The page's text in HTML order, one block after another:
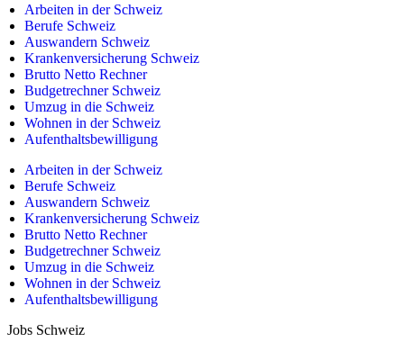
Arbeiten in der Schweiz
Berufe Schweiz
Auswandern Schweiz
Krankenversicherung Schweiz
Brutto Netto Rechner
Budgetrechner Schweiz
Umzug in die Schweiz
Wohnen in der Schweiz
Aufenthaltsbewilligung
Arbeiten in der Schweiz
Berufe Schweiz
Auswandern Schweiz
Krankenversicherung Schweiz
Brutto Netto Rechner
Budgetrechner Schweiz
Umzug in die Schweiz
Wohnen in der Schweiz
Aufenthaltsbewilligung
Jobs Schweiz